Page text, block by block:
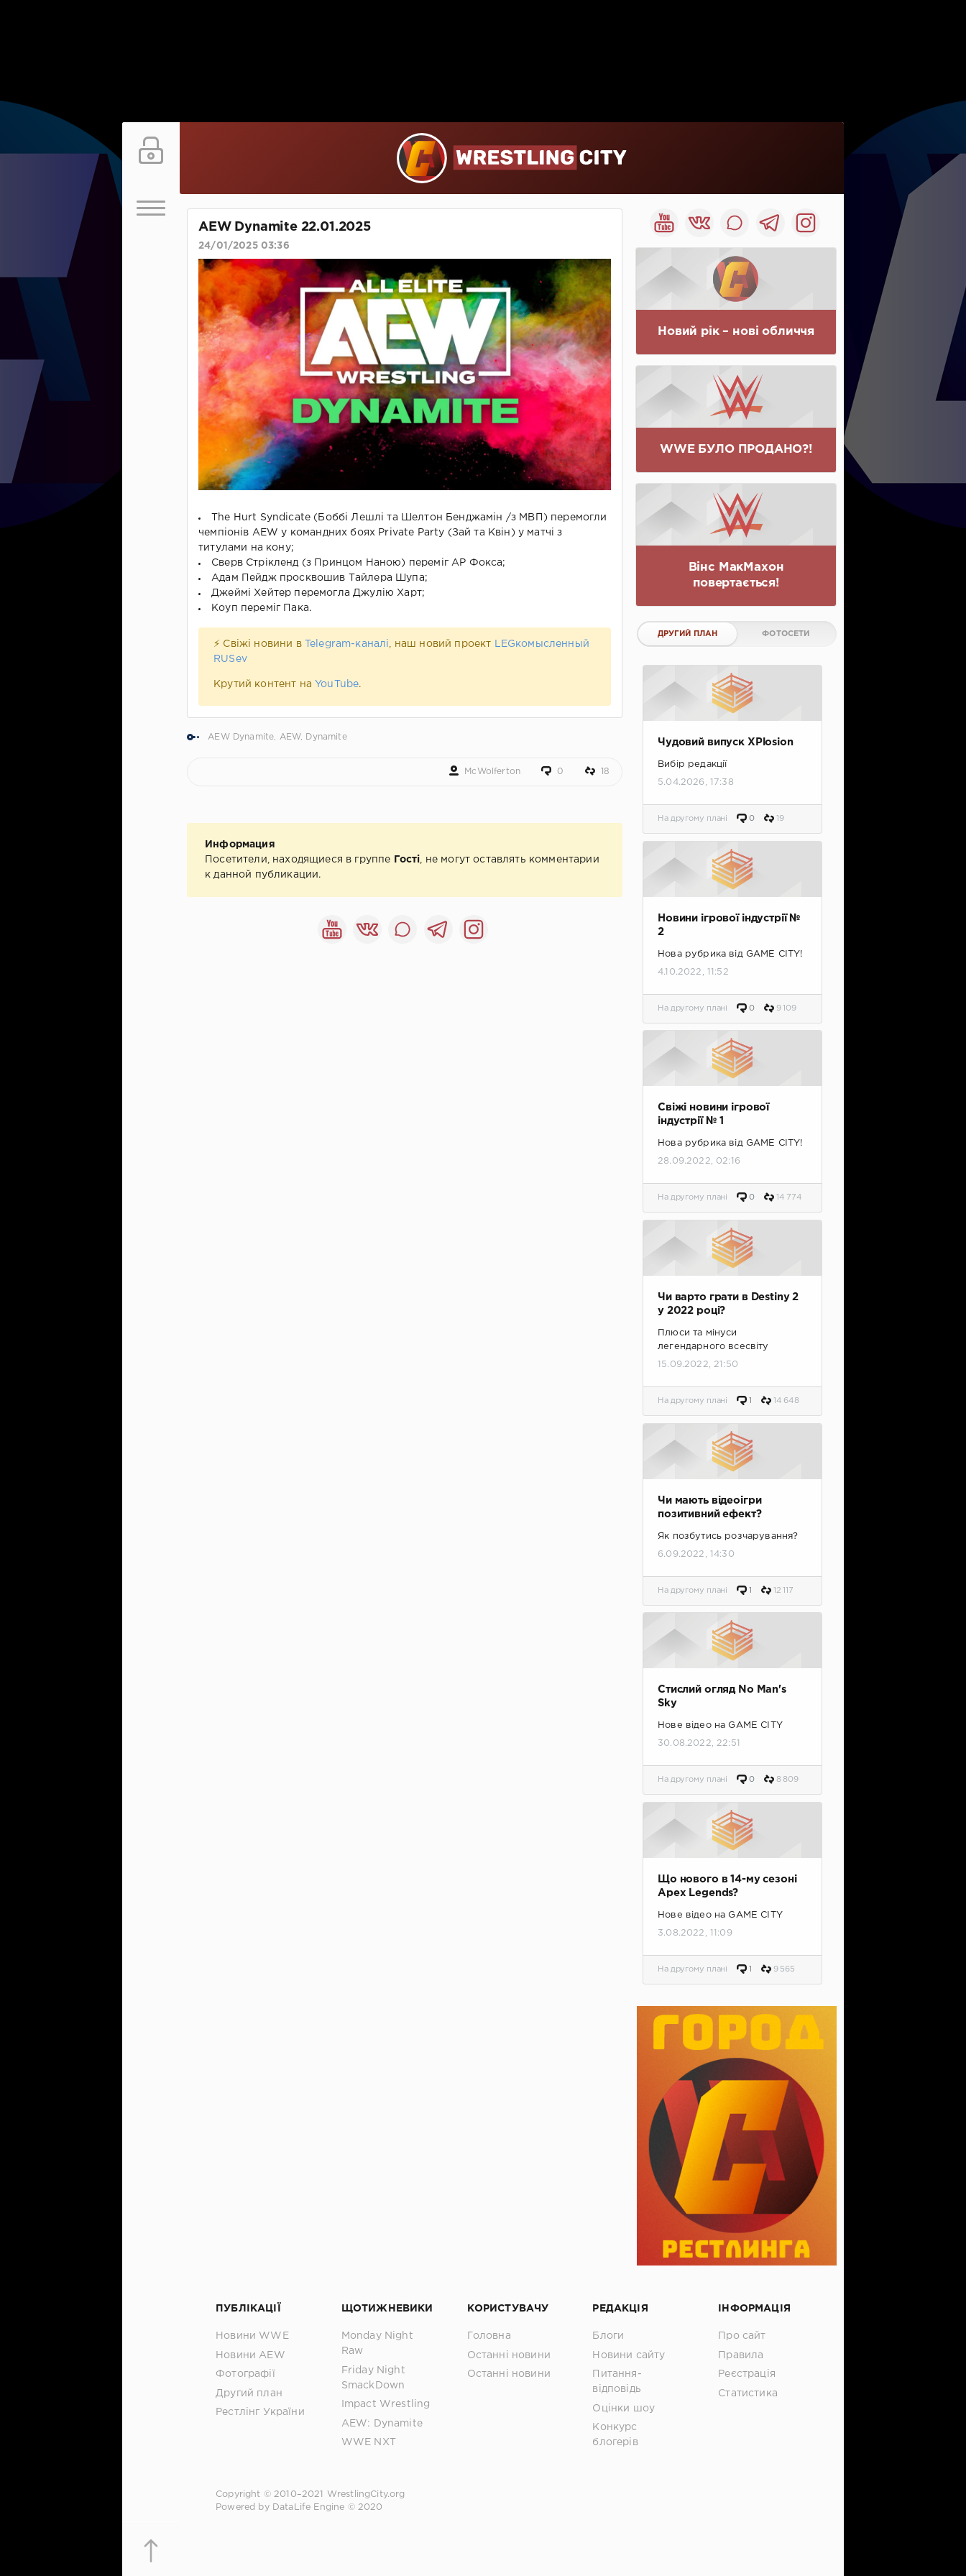
AEW Dynamite 22.01.2025
24/01/2025 03:36
The Hurt Syndicate (Боббі Лешлі та Шелтон Бенджамін /з МВП) перемогли
чемпіонів AEW у командних боях Private Party (Зай та Квін) у матчі з
титулами на кону;
Сверв Стрікленд (з Принцом Наною) переміг АР Фокса;
Адам Пейдж просквошив Тайлера Шупа;
Джеймі Хейтер перемогла Джулію Харт;
Коуп переміг Пака.
⚡ Свіжі новини в Telegram-каналі , наш новий проект
LEGкомысленный
RUSev
Крутий контент на YouTube.
AEW Dynamite AEW Dynamite
McWolferton 0 18
Информация
Посетители, находящиеся в группе
Гості , не могут оставлять комментарии
к данной публикации.
Новий рік – нові обличчя
WWE БУЛО ПРОДАНО?!
Вінс МакМахон
повертається!
ДРУГИЙ ПЛАН ФОТОСЕТИ
Чудовий випуск XPlosion
Вибір редакції
5.04.2026, 17:38
На другому плані 0 19
Новини ігрової індустрії №
2
Нова рубрика від GAME CITY!
4.10.2022, 11:52
На другому плані 0 9 109
Свіжі новини ігрової
індустрії № 1
Нова рубрика від GAME CITY!
28.09.2022, 02:16
На другому плані 0 14 774
Чи варто грати в Destiny 2
у 2022 році?
Плюси та мінуси
легендарного всесвіту
15.09.2022, 21:50
На другому плані 1 14 648
Чи мають відеоігри
позитивний ефект?
Як позбутись розчарування?
6.09.2022, 14:30
На другому плані 1 12 117
Стислий огляд No Man's
Sky
Нове відео на GAME CITY
30.08.2022, 22:51
На другому плані 0 8 809
Що нового в 14-му сезоні
Apex Legends?
Нове відео на GAME CITY
3.08.2022, 11:09
На другому плані 1 9 565
ПУБЛІКАЦІЇ
Новини WWE
Новини AEW
Фотографії
Другий план
Рестлінг України
ЩОТИЖНЕВИКИ
Monday Night
Raw
Friday Night
SmackDown
Impact Wrestling
AEW: Dynamite
WWE NXT
КОРИСТУВАЧУ
Головна
Останні новини
Останні новини
РЕДАКЦІЯ
Блоги
Новини сайту
Питання-
відповідь
Оцінки шоу
Конкурс
блогерів
ІНФОРМАЦІЯ
Про сайт
Правила
Реєстрація
Статистика
Copyright © 2010–2021
WrestlingCity.org
Powered by DataLife Engine © 2020